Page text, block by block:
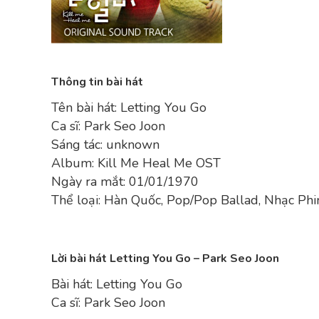
Thông tin bài hát
Tên bài hát: Letting You Go
Ca sĩ: Park Seo Joon
Sáng tác: unknown
Album: Kill Me Heal Me OST
Ngày ra mắt: 01/01/1970
Thể loại: Hàn Quốc, Pop/Pop Ballad, Nhạc
Lời bài hát Letting You Go – Park Seo Joon
Bài hát: Letting You Go
Ca sĩ: Park Seo Joon